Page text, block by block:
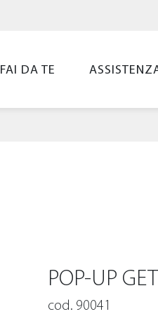
FAI DA TE
POP-UP
cod. 90041